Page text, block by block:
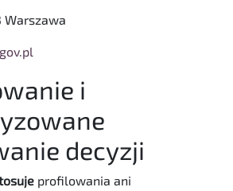
Warszawa
i
decyzji
profilowania ani